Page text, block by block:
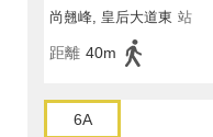
尚翹峰, 皇后大道東 站
距離 40m
6A